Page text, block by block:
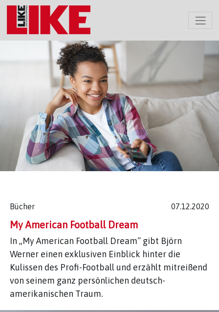
Bücher 07.12.2020
My American Football Dream
In „My American Football Dream“ gibt Björn
Werner einen exklusiven Einblick hinter die
Kulissen des Profi-Football und erzählt mitreißend
von seinem ganz persönlichen deutsch-
amerikanischen Traum.